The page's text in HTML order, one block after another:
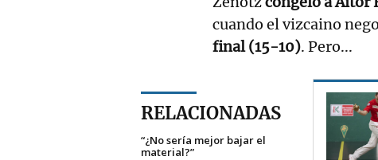
cuando el vizcaino
final (15-10). Pero...
RELACIONADAS
“¿No sería mejor bajar el
material?”